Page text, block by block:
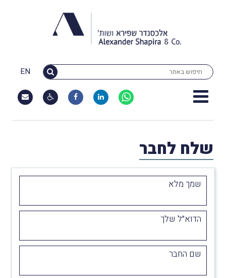
EN
שלח לחבר
שמך מלא
הדוא״ל שלך
שם החבר